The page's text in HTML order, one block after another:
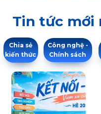
Tin tức mới
Chia sẻ
kiến thức
Công nghệ -
Chính sách